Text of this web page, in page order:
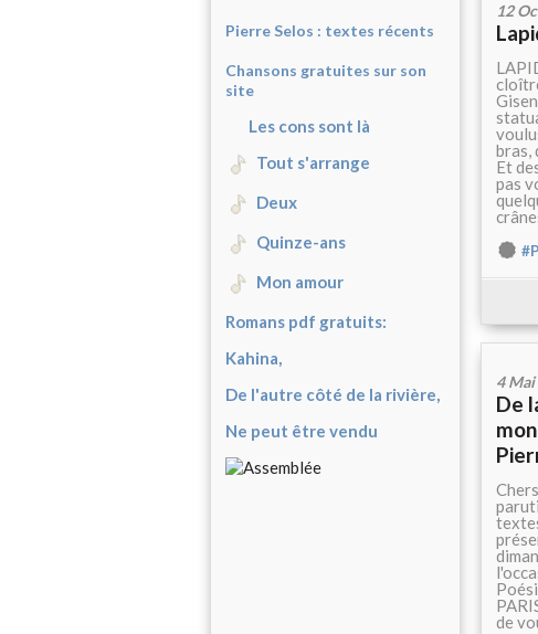
Pierre Selos : textes récents
Chansons gratuites sur son
site
Les cons sont là
Tout s'arrange
Deux
Quinze-ans
Mon amour
Romans pdf gratuits:
Kahina,
De l'autre côté de la rivière,
Ne peut être vendu
12
bras,
Et
pas
4
De
de